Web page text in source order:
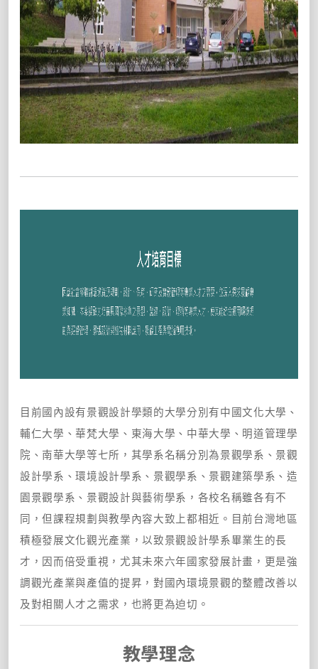
目前國內設有景觀設計學類的大學分別有中國文化大學、
輔仁大學、華梵大學、東海大學、中華大學、明道管理學
院、南華大學等七所，其學系名稱分別為景觀學系、景觀
設計學系、環境設計學系、景觀學系、景觀建築學系、造
園景觀學系、景觀設計與藝術學系，各校名稱雖各有不
同，但課程規劃與教學內容大致上都相近。目前台灣地區
積極發展文化觀光產業，以致景觀設計學系畢業生的長
才，因而倍受重視，尤其未來六年國家發展計畫，更是強
調觀光產業與產值的提昇，對國內環境景觀的整體改善以
及對相關人才之需求，也將更為迫切。
教學理念